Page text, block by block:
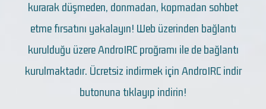
kurarak düşmeden, donmadan, kopmadan sohbet
etme fırsatını yakalayın! Web üzerinden bağlantı
kurulduğu üzere AndroIRC proğramı ile de bağlantı
kurulmaktadır. Ücretsiz indirmek için AndroIRC indir
butonuna tıklayıp indirin!